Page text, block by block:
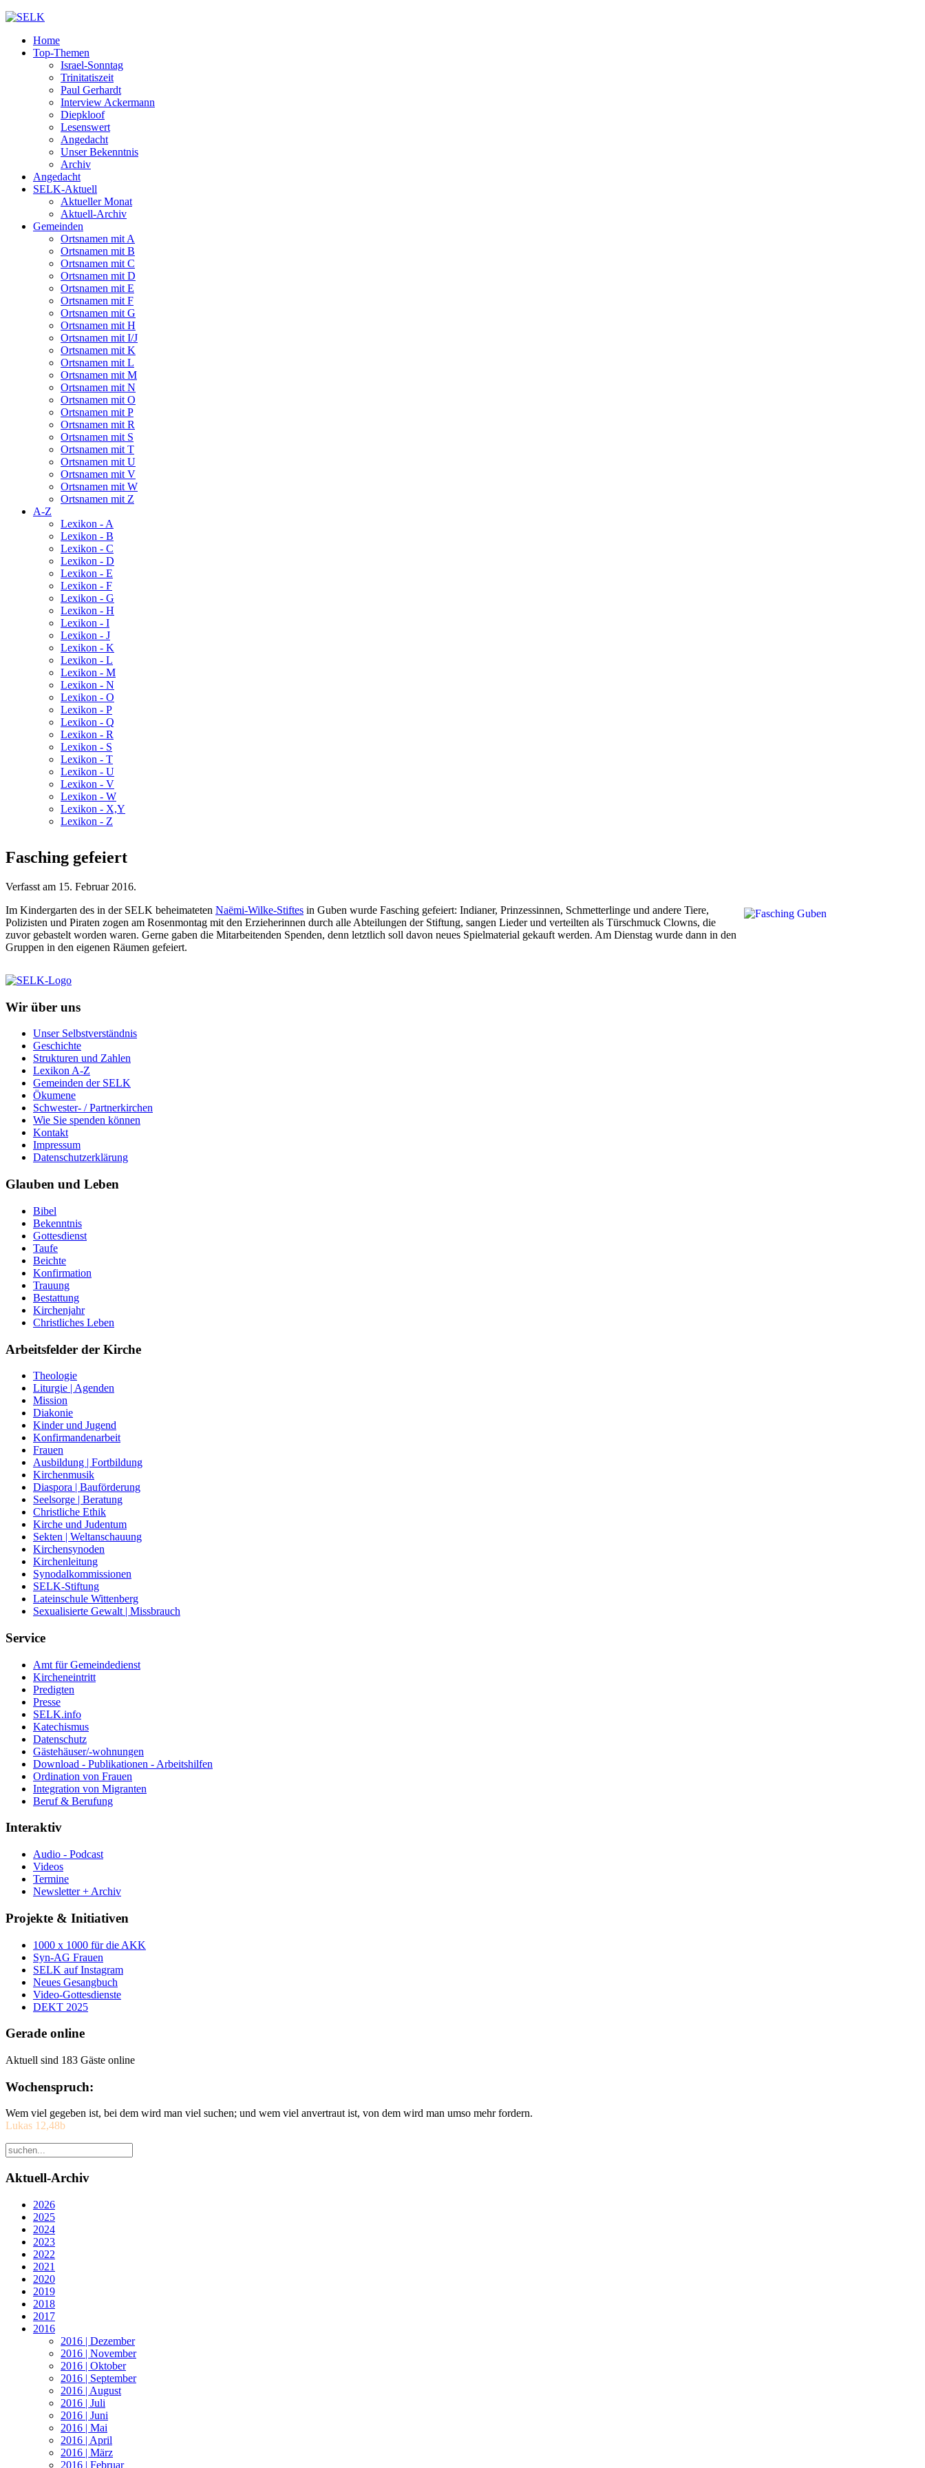
Home
Top-Themen
Israel-Sonntag
Trinitatiszeit
Paul Gerhardt
Interview Ackermann
Diepkloof
Lesenswert
Angedacht
Unser Bekenntnis
Archiv
Angedacht
SELK-Aktuell
Aktueller Monat
Aktuell-Archiv
Gemeinden
Ortsnamen mit A
Ortsnamen mit B
Ortsnamen mit C
Ortsnamen mit D
Ortsnamen mit E
Ortsnamen mit F
Ortsnamen mit G
Ortsnamen mit H
Ortsnamen mit I/J
Ortsnamen mit K
Ortsnamen mit L
Ortsnamen mit M
Ortsnamen mit N
Ortsnamen mit O
Ortsnamen mit P
Ortsnamen mit R
Ortsnamen mit S
Ortsnamen mit T
Ortsnamen mit U
Ortsnamen mit V
Ortsnamen mit W
Ortsnamen mit Z
A-Z
Lexikon - A
Lexikon - B
Lexikon - C
Lexikon - D
Lexikon - E
Lexikon - F
Lexikon - G
Lexikon - H
Lexikon - I
Lexikon - J
Lexikon - K
Lexikon - L
Lexikon - M
Lexikon - N
Lexikon - O
Lexikon - P
Lexikon - Q
Lexikon - R
Lexikon - S
Lexikon - T
Lexikon - U
Lexikon - V
Lexikon - W
Lexikon - X,Y
Lexikon - Z
Fasching gefeiert
Verfasst am 15. Februar 2016.
Im Kindergarten des in der SELK beheimateten Naëmi-Wilke-Stiftes in Guben wurde Fasching gefeiert: Indianer, Prinzessinnen, Schmetterlinge und andere Tiere,
Polizisten und Piraten zogen am Rosenmontag mit den Erzieherinnen durch alle Abteilungen der Stiftung, sangen Lieder und verteilten als Türschmuck Clowns, die
zuvor gebastelt worden waren. Gerne gaben die Mitarbeitenden Spenden, denn letztlich soll davon neues Spielmaterial gekauft werden. Am Dienstag wurde dann in den
Gruppen in den eigenen Räumen gefeiert.
Wir über uns
Unser Selbstverständnis
Geschichte
Strukturen und Zahlen
Lexikon A-Z
Gemeinden der SELK
Ökumene
Schwester- / Partnerkirchen
Wie Sie spenden können
Kontakt
Impressum
Datenschutzerklärung
Glauben und Leben
Bibel
Bekenntnis
Gottesdienst
Taufe
Beichte
Konfirmation
Trauung
Bestattung
Kirchenjahr
Christliches Leben
Arbeitsfelder der Kirche
Theologie
Liturgie | Agenden
Mission
Diakonie
Kinder und Jugend
Konfirmandenarbeit
Frauen
Ausbildung | Fortbildung
Kirchenmusik
Diaspora | Bauförderung
Seelsorge | Beratung
Christliche Ethik
Kirche und Judentum
Sekten | Weltanschauung
Kirchensynoden
Kirchenleitung
Synodalkommissionen
SELK-Stiftung
Lateinschule Wittenberg
Sexualisierte Gewalt | Missbrauch
Service
Amt für Gemeindedienst
Kircheneintritt
Predigten
Presse
SELK.info
Katechismus
Datenschutz
Gästehäuser/-wohnungen
Download - Publikationen - Arbeitshilfen
Ordination von Frauen
Integration von Migranten
Beruf & Berufung
Interaktiv
Audio - Podcast
Videos
Termine
Newsletter + Archiv
Projekte & Initiativen
1000 x 1000 für die AKK
Syn-AG Frauen
SELK auf Instagram
Neues Gesangbuch
Video-Gottesdienste
DEKT 2025
Gerade online
Aktuell sind 183 Gäste online
Wochenspruch:
Wem viel gegeben ist, bei dem wird man viel suchen; und wem viel anvertraut ist, von dem wird man umso mehr fordern.
Lukas 12,48b
Aktuell-Archiv
2026
2025
2024
2023
2022
2021
2020
2019
2018
2017
2016
2016 | Dezember
2016 | November
2016 | Oktober
2016 | September
2016 | August
2016 | Juli
2016 | Juni
2016 | Mai
2016 | April
2016 | März
2016 | Februar